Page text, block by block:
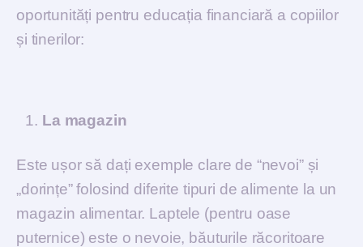
oportunități pentru educația financiară a copiilor
și tinerilor:
La magazin
Este ușor să dați exemple clare de “nevoi” și
„dorințe” folosind diferite tipuri de alimente la un
magazin alimentar. Laptele (pentru oase
puternice) este o nevoie, băuturile răcoritoare